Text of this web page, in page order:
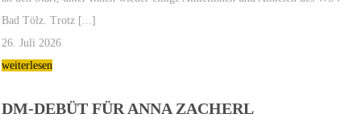
Bad Tölz. Trotz [...]
26. Juli 2026
weiterlesen
DM-DEBÜT FÜR ANNA ZACHERL